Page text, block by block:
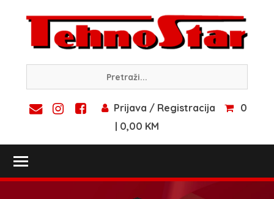
content
Prijava / Registracija
0
| 0,00 KM